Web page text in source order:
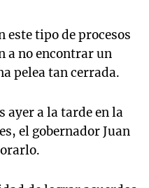
este tipo de procesos
a no encontrar un
pelea tan cerrada.
ayer a la tarde en la
el gobernador Juan